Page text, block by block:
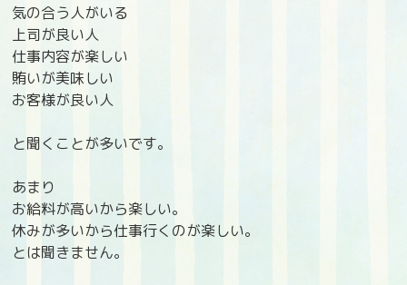
気の合う人がいる
上司が良い人
仕事内容が楽しい
賄いが美味しい
お客様が良い人
と聞くことが多いです。
あまり
お給料が高いから楽しい。
休みが多いから仕事行くのが楽しい。
とは聞きません。